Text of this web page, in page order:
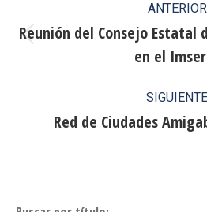
entre
publicaciones
ANTERIOR
Reunión del Consejo Estatal
en el
SIGUIENTE
Red de Ciudades